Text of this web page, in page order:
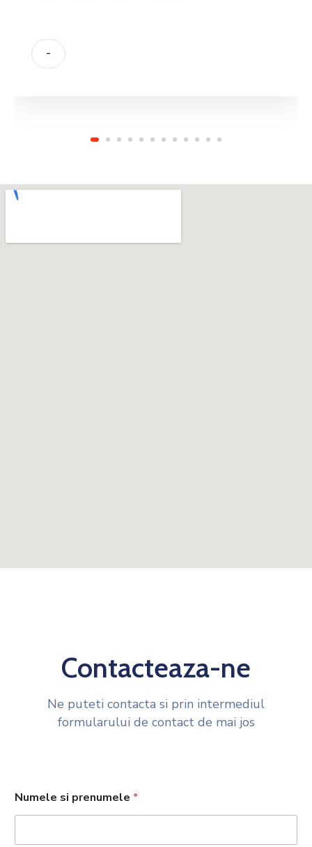
Contacteaza-ne
Ne puteti contacta si prin intermediul
formularului de contact de mai jos
Numele si prenumele *